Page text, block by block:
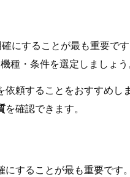
にすることが最も重要で
種・条件を選定しましょう
頼することをおすすめし
を確認できます。
することが最も重要です